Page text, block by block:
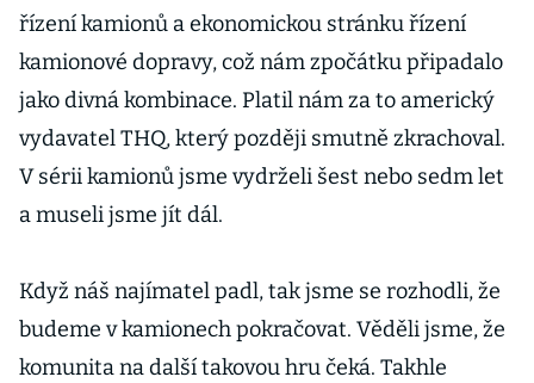
řízení kamionů a ekonomickou stránku řízení
kamionové dopravy, což nám zpočátku připadalo
jako divná kombinace. Platil nám za to americký
vydavatel THQ, který později smutně zkrachoval.
V sérii kamionů jsme vydrželi šest nebo sedm let
a museli jsme jít dál.
Když náš najímatel padl, tak jsme se rozhodli, že
budeme v kamionech pokračovat. Věděli jsme, že
komunita na další takovou hru čeká. Takhle